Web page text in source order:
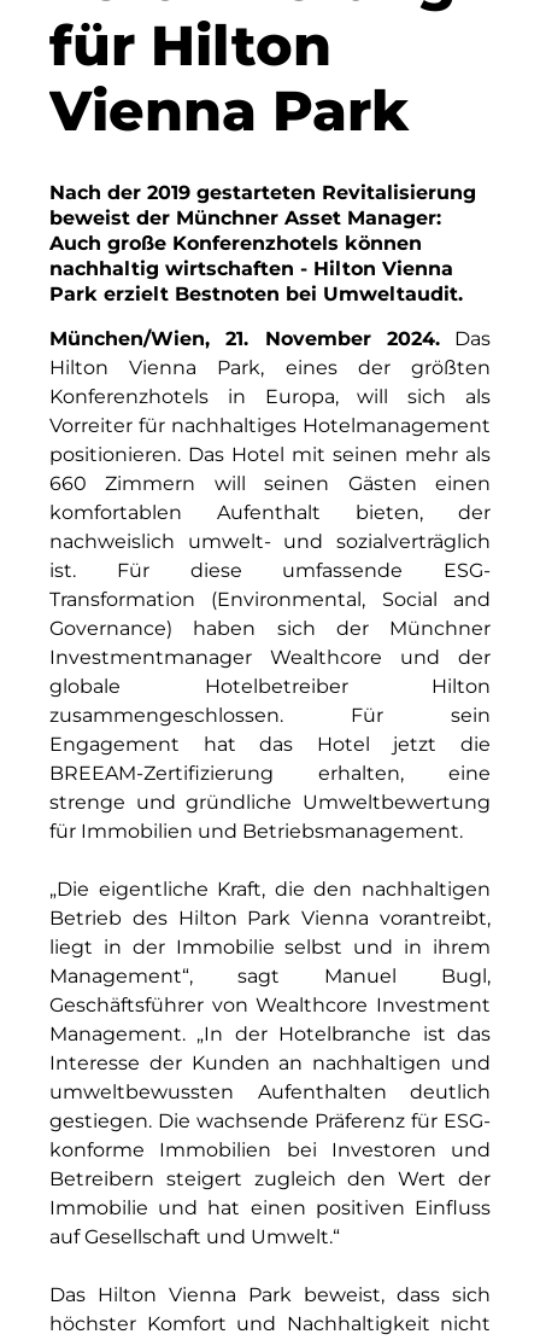
Frameworks
Gemeinde Hallbergmoos
Gesangskollektiv Michael Ritter
GWG Städtische Wohnungsgesellschaft
H2Global
Hallberger Kultursommer
HERZOG MAX
Hausbank München
Hotel Königshof München GmbH & Co. KG
INAI
Initiative Central Quartier
Interhyp
KERNenergie GmbH
Kollitsch Invest
Lenbachhaus
magna asset management ag
Malerei & Auftragsmalerei Nikolaus Kriese
MünchenBau
Munich Airport Business Park
Münchner Wohnen
Münchner Wohnen
National Center for Waste Management
Neuhausen Neudenken
für Hilton
Vienna Park
Nach der 2019 gestarteten Revitalisierung
beweist der Münchner Asset Manager:
Auch große Konferenzhotels können
nachhaltig wirtschaften - Hilton Vienna
Park erzielt Bestnoten bei Umweltaudit.
München/Wien, 21. November 2024.Das
Hilton Vienna Park, eines der größten
Konferenzhotels in Europa, will sich als
Vorreiter für nachhaltiges Hotelmanagement
positionieren. Das Hotel mit seinen mehr als
660 Zimmern will seinen Gästen einen
komfortablen Aufenthalt bieten, der
nachweislich umwelt- und sozialverträglich
ist. Für diese umfassende ESG-
Transformation (Environmental, Social and
Governance) haben sich der Münchner
Investmentmanager Wealthcore und der
globale Hotelbetreiber Hilton
zusammengeschlossen. Für sein
Engagement hat das Hotel jetzt die
BREEAM-Zertifizierung erhalten, eine
strenge und gründliche Umweltbewertung
für Immobilien und Betriebsmanagement.
„Die eigentliche Kraft, die den nachhaltigen
Betrieb des Hilton Park Vienna vorantreibt,
liegt in der Immobilie selbst und in ihrem
Management“, sagt Manuel Bugl,
Geschäftsführer von Wealthcore Investment
Management. „In der Hotelbranche ist das
Interesse der Kunden an nachhaltigen und
umweltbewussten Aufenthalten deutlich
gestiegen. Die wachsende Präferenz für ESG-
konforme Immobilien bei Investoren und
Betreibern steigert zugleich den Wert der
Immobilie und hat einen positiven Einfluss
auf Gesellschaft und Umwelt.“
Das Hilton Vienna Park beweist, dass sich
höchster Komfort und Nachhaltigkeit nicht